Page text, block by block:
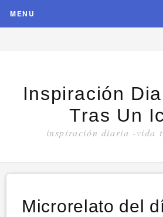
MENU
Inspiración
Tras Un
inspiración diaria -vida
Microrelato del